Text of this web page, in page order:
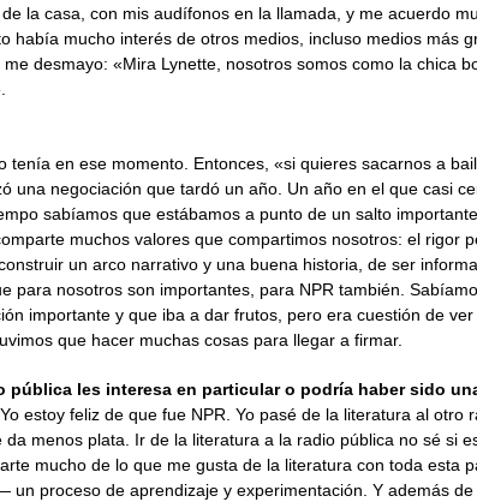
la casa, con mis audífonos en la llamada, y me acuerdo
había mucho interés de otros medios, incluso medios más
desmayo: «Mira Lynette, nosotros somos como la chica
tenía en ese momento. Entonces, «si quieres sacarnos a
una negociación que tardó un año. Un año en el que casi
sabíamos que estábamos a punto de un salto
muchos valores que compartimos nosotros: el rigor
un arco narrativo y una buena historia, de ser
para nosotros son importantes, para NPR también.
importante y que iba a dar frutos, pero era cuestión de
que hacer muchas cosas para llegar a firmar.
les interesa en particular o podría haber sido
estoy feliz de que fue NPR. Yo pasé de la literatura al otro
da menos plata. Ir de la literatura a la radio pública no sé si
mucho de lo que me gusta de la literatura con toda esta
un proceso de aprendizaje y experimentación. Y además